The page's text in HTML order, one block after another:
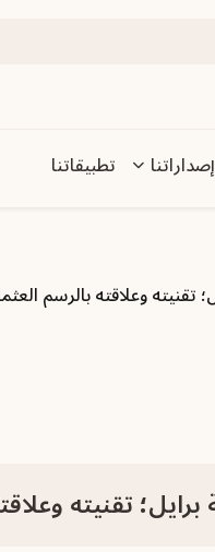
إصداراتنا تطبيقاتنا
وعلاقته بالرسم
تقنيته